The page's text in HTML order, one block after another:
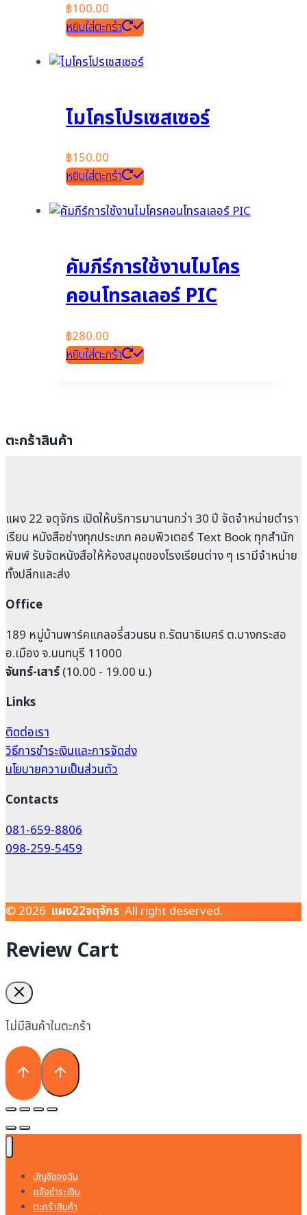
฿100.00
หยิบใส่ตะกร้า
ไมโครโปรเซสเซอร์
฿150.00
หยิบใส่ตะกร้า
คัมภีร์การใช้งานไมโคร
คอนโทรลเลอร์ PIC
฿280.00
หยิบใส่ตะกร้า
ตะกร้าสินค้า
แผง 22 จตุจักร เปิดให้บริการมานานกว่า 30 ปี จัดจำหน่ายตำรา
เรียน หนังสือช่างทุกประเภท คอมพิวเตอร์ Text Book ทุกสำนัก
พิมพ์ รับจัดหนังสือให้ห้องสมุดของโรงเรียนต่าง ๆ เรามีจำหน่าย
ทั้งปลีกและส่ง
Office
189 หมู่บ้านพาร์คแกลอรี่สวนธน ถ.รัตนาธิเบศร์ ต.บางกระสอ
อ.เมือง จ.นนทบุรี 11000
จันทร์-เสาร์(10.00 - 19.00 น.)
Links
ติดต่อเรา
วิธีการชำระเงินและการจัดส่ง
นโยบายความเป็นส่วนตัว
Contacts
081-659-8806
098-259-5459
© 2026 แผง22จตุจักร All right deserved.
Review Cart
ไม่มีสินค้าในตะกร้า
บัญชีของฉัน
แจ้งชำระเงิน
ตะกร้าสินค้า